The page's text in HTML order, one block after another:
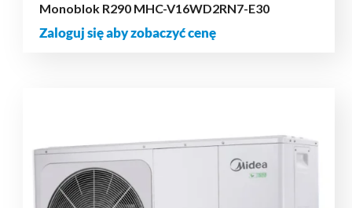
Monoblok R290 MHC-V16WD2RN7-E30
Zaloguj się aby zobaczyć cenę